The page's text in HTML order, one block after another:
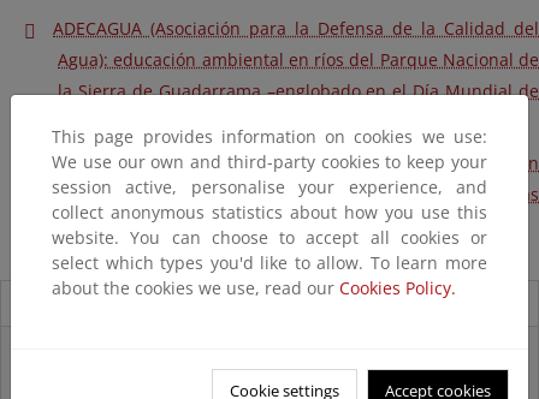
ADECAGUA (Asociación para la Defensa de la Calidad del
Agua): educación ambiental en ríos del Parque Nacional de
la Sierra de Guadarrama –englobado en el Día Mundial de
CABAÑA REAL DE CARRETEROS: Voluntariado en ríos en
Reservas Naturales Fluviales en 22 RNF, en varias
Confederaciones
Inf. Pública RD medidas gestión riesgo inundación
This page provides information on cookies we use:
We use our own and third-party cookies to keep your
session active, personalise your experience, and
collect anonymous statistics about how you use this
website. You can choose to accept all cookies or
select which types you'd like to allow. To learn more
about the cookies we use, read our Cookies Policy.
Cookie settings Accept cookies